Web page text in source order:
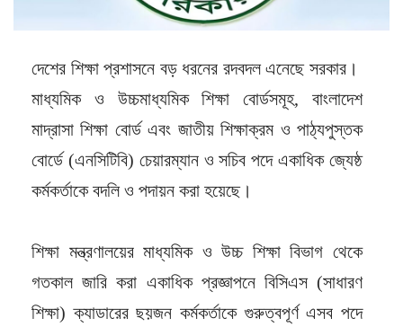
দেশের শিক্ষা প্রশাসনে বড় ধরনের রদবদল এনেছে সরকার।
মাধ্যমিক ও উচ্চমাধ্যমিক শিক্ষা বোর্ডসমূহ, বাংলাদেশ
মাদ্রাসা শিক্ষা বোর্ড এবং জাতীয় শিক্ষাক্রম ও পাঠ্যপুস্তক
বোর্ডে (এনসিটিবি) চেয়ারম্যান ও সচিব পদে একাধিক জ্যেষ্ঠ
কর্মকর্তাকে বদলি ও পদায়ন করা হয়েছে।
শিক্ষা মন্ত্রণালয়ের মাধ্যমিক ও উচ্চ শিক্ষা বিভাগ থেকে
গতকাল জারি করা একাধিক প্রজ্ঞাপনে বিসিএস (সাধারণ
শিক্ষা) ক্যাডারের ছয়জন কর্মকর্তাকে গুরুত্বপূর্ণ এসব পদে